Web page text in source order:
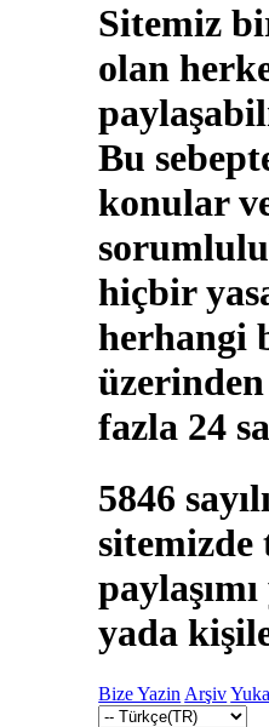
Sitemiz
olan
Bu
konular
hiçbir
herhangi
fazla 24
5846
sitemizde
yada
Bize Yazin Arşiv